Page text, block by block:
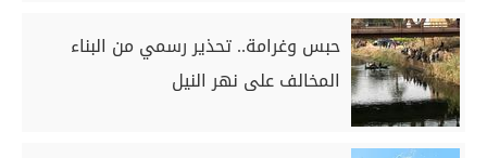
حبس وغرامة.. تحذير رسمي من البناء
المخالف على نهر النيل